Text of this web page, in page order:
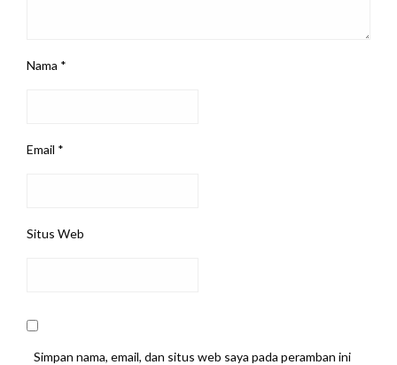
Nama *
Email *
Situs Web
Simpan nama, email, dan situs web saya pada peramban ini